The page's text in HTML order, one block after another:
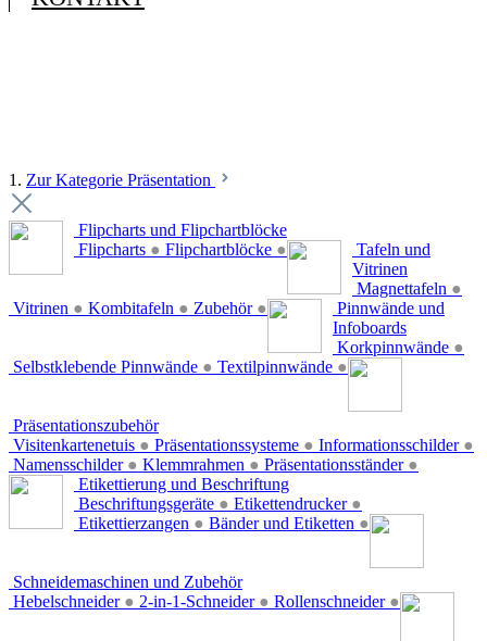
1. Zur Kategorie Präsentation
Flipcharts und Flipchartblöcke
Flipcharts ● Flipchartblöcke ●
Tafeln und
Vitrinen
Magnettafeln ●
Vitrinen ● Kombitafeln ● Zubehör ●
Pinnwände und
Infoboards
Korkpinnwände ●
Selbstklebende Pinnwände ● Textilpinnwände ●
Präsentationszubehör
Visitenkartenetuis ● Präsentationssysteme ● Informationsschilder ●
Namensschilder ● Klemmrahmen ● Präsentationsständer ●
Etikettierung und Beschriftung
Beschriftungsgeräte ● Etikettendrucker ●
Etikettierzangen ● Bänder und Etiketten ●
Schneidemaschinen und Zubehör
Hebelschneider ● 2-in-1-Schneider ● Rollenschneider ●